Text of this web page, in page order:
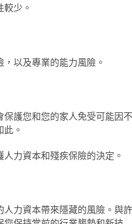
少。
以及專業的能力風險。
護您和您的家人免受可能因不
。
力資本和殘疾保險的決定。
力資本帶來隱藏的風險。與許